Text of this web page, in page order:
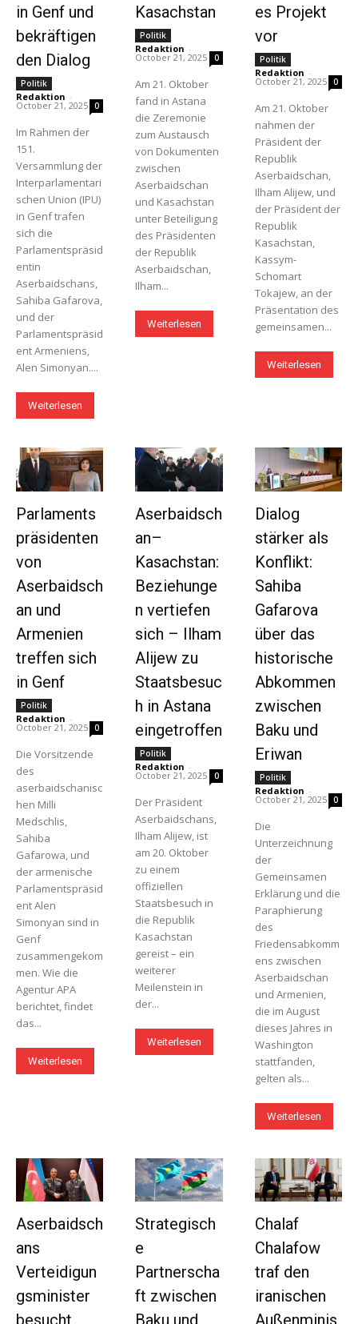
in Genf und
bekräftigen
den Dialog
Politik
Redaktion -
October 21, 2025 0
Im Rahmen der
151.
Versammlung der
Interparlamentari
schen Union (IPU)
in Genf trafen
sich die
Parlamentspräsid
entin
Aserbaidschans,
Sahiba Gafarova,
und der
Parlamentspräsid
ent Armeniens,
Alen Simonyan....
Weiterlesen
Kasachstan
Politik
Redaktion -
October 21, 2025 0
Am 21. Oktober
fand in Astana
die Zeremonie
zum Austausch
von Dokumenten
zwischen
Aserbaidschan
und Kasachstan
unter Beteiligung
des Präsidenten
der Republik
Aserbaidschan,
Ilham...
Weiterlesen
es Projekt
vor
Politik
Redaktion -
October 21, 2025 0
Am 21. Oktober
nahmen der
Präsident der
Republik
Aserbaidschan,
Ilham Alijew, und
der Präsident der
Republik
Kasachstan,
Kassym-
Schomart
Tokajew, an der
Präsentation des
gemeinsamen...
Weiterlesen
Parlaments
präsidenten
von
Aserbaidsch
an und
Armenien
treffen sich
in Genf
Politik
Redaktion -
October 21, 2025 0
Die Vorsitzende
des
aserbaidschanisc
hen Milli
Medschlis,
Sahiba
Gafarowa, und
der armenische
Parlamentspräsid
ent Alen
Simonyan sind in
Genf
zusammengekom
men. Wie die
Agentur APA
berichtet, findet
das...
Weiterlesen
Aserbaidsch
an–
Kasachstan:
Beziehunge
n vertiefen
sich – Ilham
Alijew zu
Staatsbesuc
h in Astana
eingetroffen
Politik
Redaktion -
October 21, 2025 0
Der Präsident
Aserbaidschans,
Ilham Alijew, ist
am 20. Oktober
zu einem
offiziellen
Staatsbesuch in
die Republik
Kasachstan
gereist – ein
weiterer
Meilenstein in
der...
Weiterlesen
Dialog
stärker als
Konflikt:
Sahiba
Gafarova
über das
historische
Abkommen
zwischen
Baku und
Eriwan
Politik
Redaktion -
October 21, 2025 0
Die
Unterzeichnung
der
Gemeinsamen
Erklärung und die
Paraphierung
des
Friedensabkomm
ens zwischen
Aserbaidschan
und Armenien,
die im August
dieses Jahres in
Washington
stattfanden,
gelten als...
Weiterlesen
Aserbaidsch
ans
Verteidigun
gsminister
Strategisch
e
Partnerscha
ft zwischen
Chalaf
Chalafow
traf den
iranischen